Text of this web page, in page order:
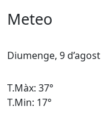
Meteo
Diumenge, 9 d’agost
T.Màx: 37°
T.Min: 17°